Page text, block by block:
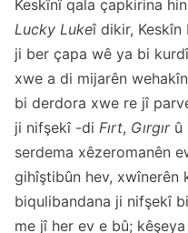
Keskînî qala çapkirina
Lucky Lukeî dikir,
ji ber çapa wê ya bi
xwe a di mijarên
bi derdora xwe re jî
ji nifşekî -di Fırt, Gırgırû
serdema xêzeromanên
gihîştibûn hev, xwînerên
biqulibandana ji nifşekî
me jî her ev e bû;